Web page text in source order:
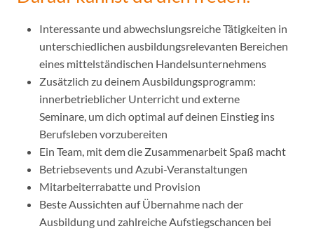
Interessante und abwechslungsreiche Tätigkeiten in
unterschiedlichen ausbildungsrelevanten Bereichen
eines mittelständischen Handelsunternehmens
Zusätzlich zu deinem Ausbildungsprogramm:
innerbetrieblicher Unterricht und externe
Seminare, um dich optimal auf deinen Einstieg ins
Berufsleben vorzubereiten
Ein Team, mit dem die Zusammenarbeit Spaß macht
Betriebsevents und Azubi-Veranstaltungen
Mitarbeiterrabatte und Provision
Beste Aussichten auf Übernahme nach der
Ausbildung und zahlreiche Aufstiegschancen bei